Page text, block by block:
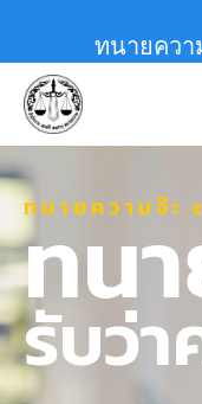
ทนายควา
ทนายความจ๊ะ
ทน
รับว่า